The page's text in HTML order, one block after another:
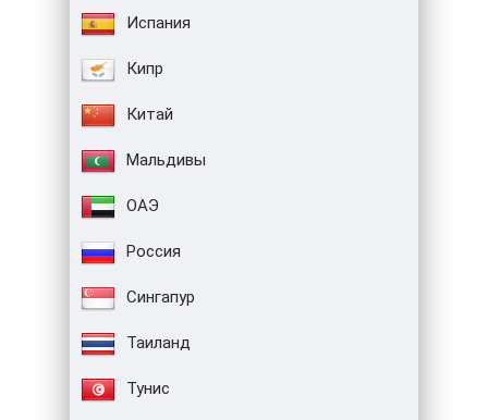
Испания
Кипр
Китай
Мальдивы
ОАЭ
Россия
Сингапур
Таиланд
Тунис